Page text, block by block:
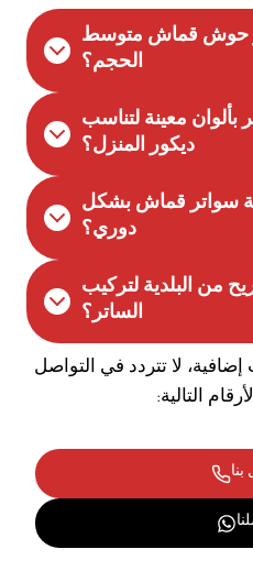
حوش قماش متوسط
الحجم؟
معينة لتناسب
ديكور المنزل؟
سواتر قماش بشكل
دوري؟
من البلدية لتركيب
الساتر؟
لا تتردد في التواصل
التالية: